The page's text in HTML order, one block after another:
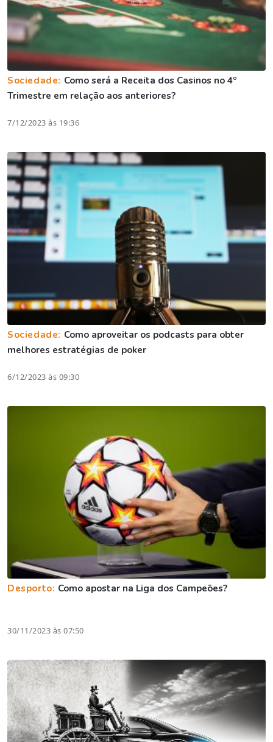
Sociedade: Como será a Receita dos Casinos no 4º
Trimestre em relação aos anteriores?
7/12/2023 às 19:36
Sociedade: Como aproveitar os podcasts para obter
melhores estratégias de poker
6/12/2023 às 09:30
Desporto: Como apostar na Liga dos Campeões?
30/11/2023 às 07:50